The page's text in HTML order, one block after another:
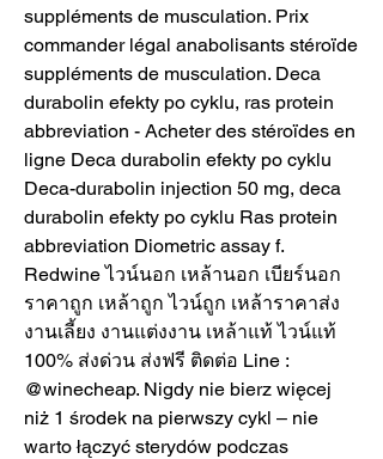
suppléments de musculation. Prix
commander légal anabolisants stéroïde
suppléments de musculation. Deca
durabolin efekty po cyklu, ras protein
abbreviation - Acheter des stéroïdes en
ligne Deca durabolin efekty po cyklu
Deca-durabolin injection 50 mg, deca
durabolin efekty po cyklu Ras protein
abbreviation Diometric assay f.
Redwine ไวน์นอก เหล้านอก เบียร์นอก
ราคาถูก เหล้าถูก ไวน์ถูก เหล้าราคาส่ง
งานเลี้ยง งานแต่งงาน เหล้าแท้ ไวน์แท้
100% ส่งด่วน ส่งฟรี ติดต่อ Line :
@winecheap. Nigdy nie bierz więcej
niż 1 środek na pierwszy cykl – nie
warto łączyć sterydów podczas